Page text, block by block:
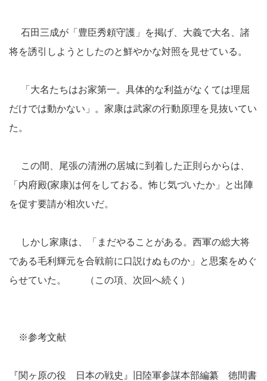
石田三成が「豊臣秀頼守護」を掲げ、大義で大名、諸
将を誘引しようとしたのと鮮やかな対照を見せている。
「大名たちはお家第一。具体的な利益がなくては理屈
だけでは動かない」。家康は武家の行動原理を見抜いてい
た。
この間、尾張の清洲の居城に到着した正則らからは、
「内府殿(家康)は何をしておる。怖じ気づいたか」と出陣
を促す要請が相次いだ。
しかし家康は、「まだやることがある。西軍の総大将
である毛利輝元を合戦前に口説けぬものか」と思案をめぐ
らせていた。 （この項、次回へ続く）
※参考文献
『関ヶ原の役 日本の戦史』旧陸軍参謀本部編纂 徳間書